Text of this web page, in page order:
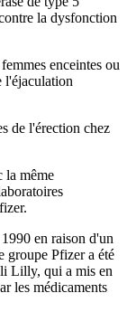
la dysfonction
enceintes ou
l'éjaculation
de l'érection chez
la même
en raison d'un
groupe Pfizer a été
Lilly, qui a mis en
les médicaments